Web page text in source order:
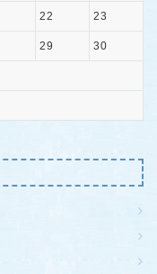
22 23
29 30